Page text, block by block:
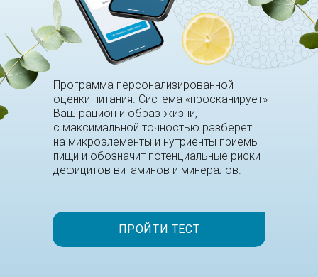
Программа персонализированной
оценки питания. Система «просканирует»
Ваш рацион и образ жизни,
с максимальной точностью разберет
на микроэлементы и нутриенты приемы
пищи и обозначит потенциальные риски
дефицитов витаминов и минералов.
ПРОЙТИ ТЕСТ